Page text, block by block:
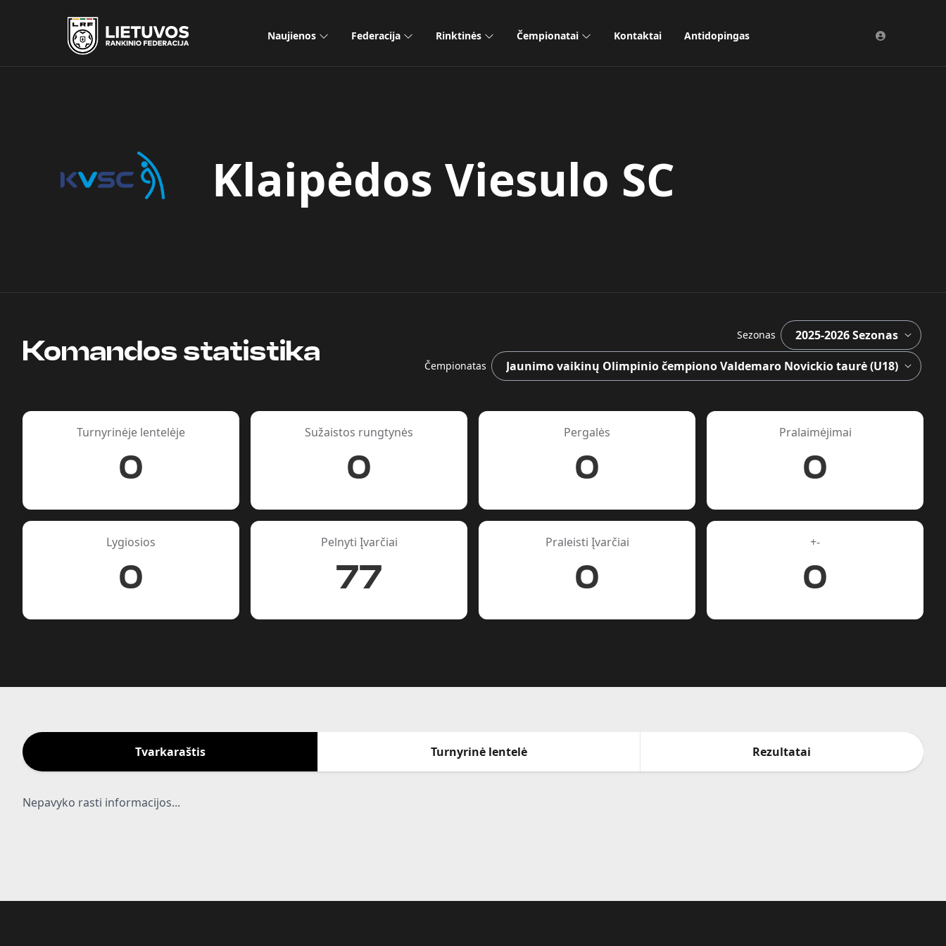
Naujienos Federacija Rinktinės Čempionatai Kontaktai Antidopingas
Klaipėdos Viesulo SC
Komandos statistika
Sezonas
Čempionatas
Turnyrinėje lentelėje
0
Sužaistos rungtynės
0
Pergalės
0
Pralaimėjimai
0
Lygiosios
0
Pelnyti Įvarčiai
77
Praleisti Įvarčiai
0
+-
0
Tvarkaraštis Turnyrinė lentelė Rezultatai
Nepavyko rasti informacijos...